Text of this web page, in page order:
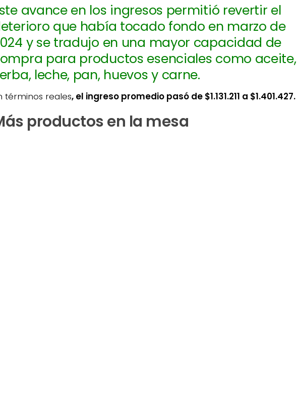
avance en los ingresos permitió revertir el
que había tocado fondo en marzo de
y se tradujo en una mayor capacidad de
para productos esenciales como aceite,
leche, pan, huevos y carne.
términos reales, el ingreso promedio pasó de $1.131.211 a $1.401.427.
productos en la mesa